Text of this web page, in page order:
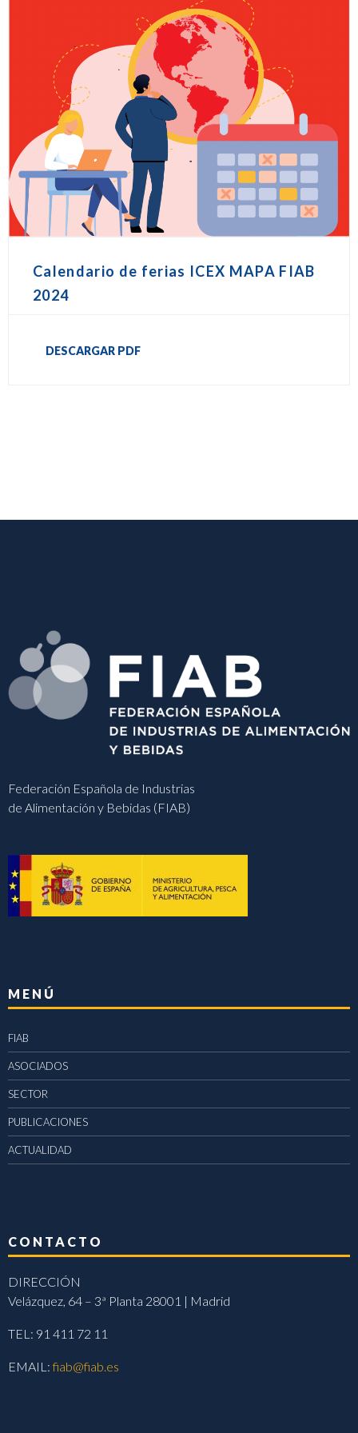
Calendario de ferias ICEX MAPA FIAB
2024
DESCARGAR PDF
Federación Española de Industrias
de Alimentación y Bebidas (FIAB)
MENÚ
FIAB
ASOCIADOS
SECTOR
PUBLICACIONES
ACTUALIDAD
CONTACTO
DIRECCIÓN
Velázquez, 64 – 3ª Planta 28001 | Madrid
TEL: 91 411 72 11
EMAIL:fiab@fiab.es